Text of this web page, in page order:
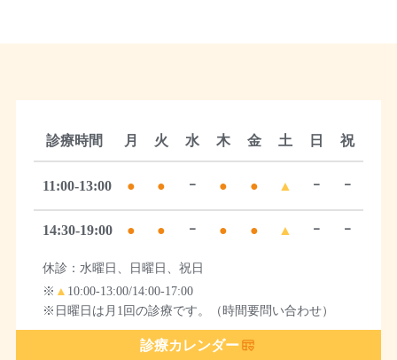
診療時間 月 火 水 木 金 土 日 祝
11:00-13:00 ● ● ｰ ● ● ▲ ｰ ｰ
14:30-19:00 ● ● ｰ ● ● ▲ ｰ ｰ
休診：水曜日、日曜日、祝日
※ ▲ 10:00-13:00/14:00-17:00
※日曜日は月1回の診療です。（時間要問い合わせ）
診療カレンダー